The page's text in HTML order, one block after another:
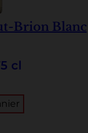
Brion Blanc
cl